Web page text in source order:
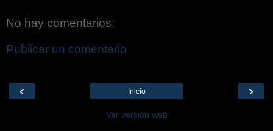
No hay comentarios:
Publicar un comentario
‹ ›
Inicio
Ver versión web